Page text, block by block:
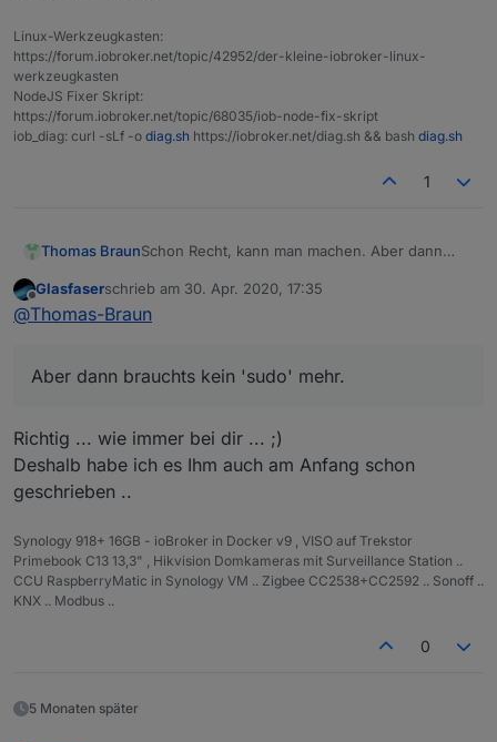
im Synology Docker meldelt man sich automatisch mit
root an ohne was anzugeben .
Linux-Werkzeugkasten:
https://forum.iobroker.net/topic/42952/der-kleine-iobroker-linux-
werkzeugkasten
NodeJS Fixer Skript:
https://forum.iobroker.net/topic/68035/iob-node-fix-skript
iob_diag: curl -sLf -o diag.sh https://iobroker.net/diag.sh && bash diag.sh
1
Thomas BraunSchon Recht, kann man machen. Aber dann
Offline
Glasfaserschrieb am 30. Apr. 2020, 17:35
zuletzt editiert von
@Thomas-Braun
Aber dann brauchts kein 'sudo' mehr.
Richtig ... wie immer bei dir ... ;)
Deshalb habe ich es Ihm auch am Anfang schon
geschrieben ..
Synology 918+ 16GB - ioBroker in Docker v9 , VISO auf Trekstor
Primebook C13 13,3" , Hikvision Domkameras mit Surveillance Station ..
CCU RaspberryMatic in Synology VM .. Zigbee CC2538+CC2592 .. Sonoff ..
KNX .. Modbus ..
0
5 Monaten später